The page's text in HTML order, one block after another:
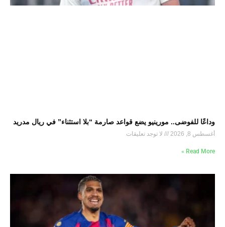
وداعًا للفوضى.. مورينيو يضع قواعد صارمة “بلا استثناء” في ريال مدريد
أغسطس 8, 2026 لا توجد تعليقات
Read More »